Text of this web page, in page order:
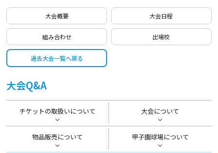
大会概要 大会日程
組み合わせ 出場校
過去大会一覧へ戻る
大会Q&A
チケットの取扱いについて 大会について
物品販売について 甲子園球場について